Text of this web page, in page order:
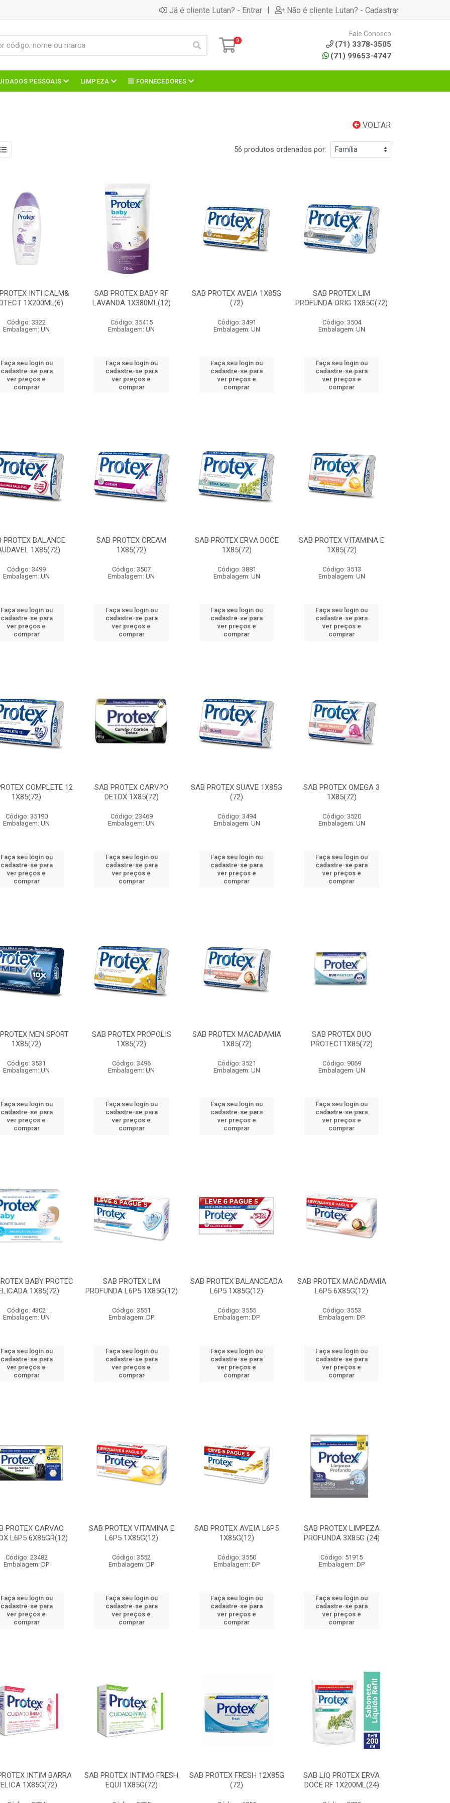
Já é cliente Lutan? - Entrar | Não é cliente Lutan? - Cadastrar
0
Fale Conosco
(71) 3378-3505
(71) 99653-4747
PESSOAIS LIMPEZA FORNECEDORES
VOLTAR
56 produtos ordenados por:
INTI CALM&
1X200ML(6)
Código: 3322
Embalagem: UN
Faça seu login ou
cadastre-se para
ver preços e
comprar
SAB PROTEX BABY RF
LAVANDA 1X380ML(12)
Código: 35415
Embalagem: UN
Faça seu login ou
cadastre-se para
ver preços e
comprar
SAB PROTEX AVEIA 1X85G
(72)
Código: 3491
Embalagem: UN
Faça seu login ou
cadastre-se para
ver preços e
comprar
SAB PROTEX LIM
PROFUNDA ORIG 1X85G(72)
Código: 3504
Embalagem: UN
Faça seu login ou
cadastre-se para
ver preços e
comprar
PROTEX BALANCE
1X85(72)
Código: 3499
Embalagem: UN
Faça seu login ou
cadastre-se para
ver preços e
comprar
SAB PROTEX CREAM
1X85(72)
Código: 3507
Embalagem: UN
Faça seu login ou
cadastre-se para
ver preços e
comprar
SAB PROTEX ERVA DOCE
1X85(72)
Código: 3881
Embalagem: UN
Faça seu login ou
cadastre-se para
ver preços e
comprar
SAB PROTEX VITAMINA E
1X85(72)
Código: 3513
Embalagem: UN
Faça seu login ou
cadastre-se para
ver preços e
comprar
COMPLETE 12
1X85(72)
Código: 35190
Embalagem: UN
Faça seu login ou
cadastre-se para
ver preços e
comprar
SAB PROTEX CARV?O
DETOX 1X85(72)
Código: 23469
Embalagem: UN
Faça seu login ou
cadastre-se para
ver preços e
comprar
SAB PROTEX SUAVE 1X85G
(72)
Código: 3494
Embalagem: UN
Faça seu login ou
cadastre-se para
ver preços e
comprar
SAB PROTEX OMEGA 3
1X85(72)
Código: 3520
Embalagem: UN
Faça seu login ou
cadastre-se para
ver preços e
comprar
MEN SPORT
1X85(72)
Código: 3531
Embalagem: UN
Faça seu login ou
cadastre-se para
ver preços e
comprar
SAB PROTEX PROPOLIS
1X85(72)
Código: 3496
Embalagem: UN
Faça seu login ou
cadastre-se para
ver preços e
comprar
SAB PROTEX MACADAMIA
1X85(72)
Código: 3521
Embalagem: UN
Faça seu login ou
cadastre-se para
ver preços e
comprar
SAB PROTEX DUO
PROTECT1X85(72)
Código: 9069
Embalagem: UN
Faça seu login ou
cadastre-se para
ver preços e
comprar
BABY PROTEC
1X85(72)
Código: 4302
Embalagem: UN
Faça seu login ou
cadastre-se para
ver preços e
comprar
SAB PROTEX LIM
PROFUNDA L6P5 1X85G(12)
Código: 3551
Embalagem: DP
Faça seu login ou
cadastre-se para
ver preços e
comprar
SAB PROTEX BALANCEADA
L6P5 1X85G(12)
Código: 3555
Embalagem: DP
Faça seu login ou
cadastre-se para
ver preços e
comprar
SAB PROTEX MACADAMIA
L6P5 6X85G(12)
Código: 3553
Embalagem: DP
Faça seu login ou
cadastre-se para
ver preços e
comprar
PROTEX CARVAO
L6P5 6X85GR(12)
Código: 23482
Embalagem: DP
Faça seu login ou
cadastre-se para
ver preços e
comprar
SAB PROTEX VITAMINA E
L6P5 1X85G(12)
Código: 3552
Embalagem: DP
Faça seu login ou
cadastre-se para
ver preços e
comprar
SAB PROTEX AVEIA L6P5
1X85G(12)
Código: 3550
Embalagem: DP
Faça seu login ou
cadastre-se para
ver preços e
comprar
SAB PROTEX LIMPEZA
PROFUNDA 3X85G (24)
Código: 51915
Embalagem: DP
Faça seu login ou
cadastre-se para
ver preços e
comprar
INTIM BARRA
1X85G(72)
SAB PROTEX INTIMO FRESH
EQUI 1X85G(72)
SAB PROTEX FRESH 12X85G
(72)
SAB LIQ PROTEX ERVA
DOCE RF 1X200ML(24)